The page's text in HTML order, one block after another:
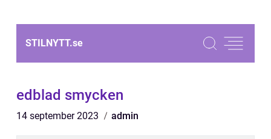
STILNYTT.se
edblad smycken
14 september 2023 admin